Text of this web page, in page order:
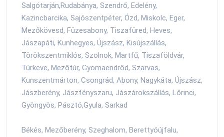
Salgótarján,Rudabánya, Szendrő, Edelény,
Kazincbarcika, Sajószentpéter, Ózd, Miskolc, Eger,
Mezőkövesd, Füzesabony, Tiszafüred, Heves,
Jászapáti, Kunhegyes, Újszász, Kisújszállás,
Törökszentmiklós, Szolnok, Martfű, Tiszaföldvár,
Túrkeve, Mezőtúr, Gyomaendrőd, Szarvas,
Kunszentmárton, Csongrád, Abony, Nagykáta, Újszász,
Jászberény, Jászfényszaru, Jászárokszállás, Lőrinci,
Gyöngyös, Pásztó,Gyula, Sarkad
Békés, Mezőberény, Szeghalom, Berettyóújfalu,